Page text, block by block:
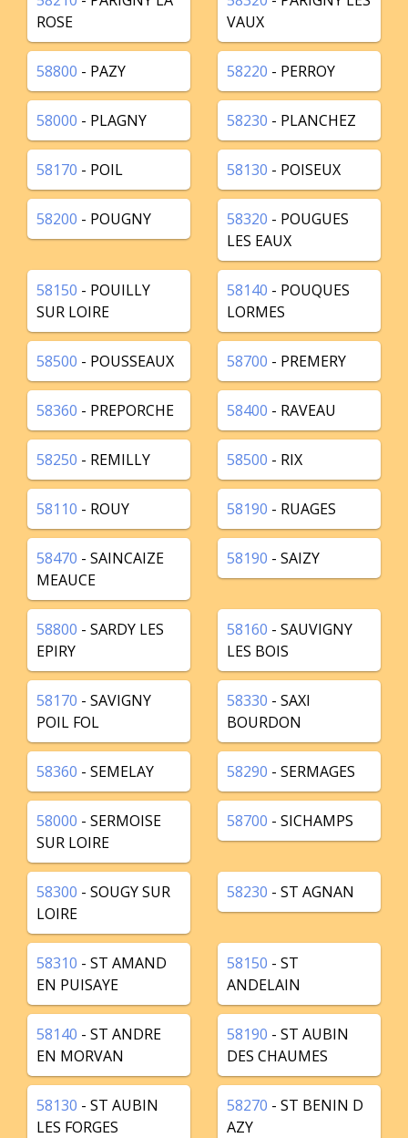
ROSE
VAUX
58800 - PAZY 58220 - PERROY
58000 - PLAGNY 58230 - PLANCHEZ
58170 - POIL 58130 - POISEUX
58200 - POUGNY 58320 - POUGUES
LES EAUX
58150 - POUILLY
SUR LOIRE
58140 - POUQUES
LORMES
58500 - POUSSEAUX 58700 - PREMERY
58360 - PREPORCHE 58400 - RAVEAU
58250 - REMILLY 58500 - RIX
58110 - ROUY 58190 - RUAGES
58470 - SAINCAIZE
MEAUCE
58190 - SAIZY
58800 - SARDY LES
EPIRY
58160 - SAUVIGNY
LES BOIS
58170 - SAVIGNY
POIL FOL
58330 - SAXI
BOURDON
58360 - SEMELAY 58290 - SERMAGES
58000 - SERMOISE
SUR LOIRE
58700 - SICHAMPS
58300 - SOUGY SUR
LOIRE
58230 - ST AGNAN
58310 - ST AMAND
EN PUISAYE
58150 - ST
ANDELAIN
58140 - ST ANDRE
EN MORVAN
58190 - ST AUBIN
DES CHAUMES
58130 - ST AUBIN
LES FORGES
58270 - ST BENIN D
AZY